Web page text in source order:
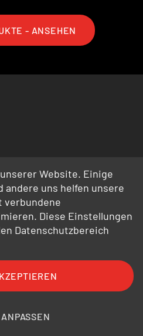
- ANSEHEN
Impressum
Website. Einige
andere uns helfen unsere
verbundene
Diese Einstellungen
Datenschutzbereich